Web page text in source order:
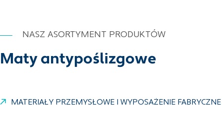
NASZ ASORTYMENT PRODUKTÓW
Maty antypoślizgowe
MATERIAŁY PRZEMYSŁOWE I WYPOSAŻENIE FABRYCZNE